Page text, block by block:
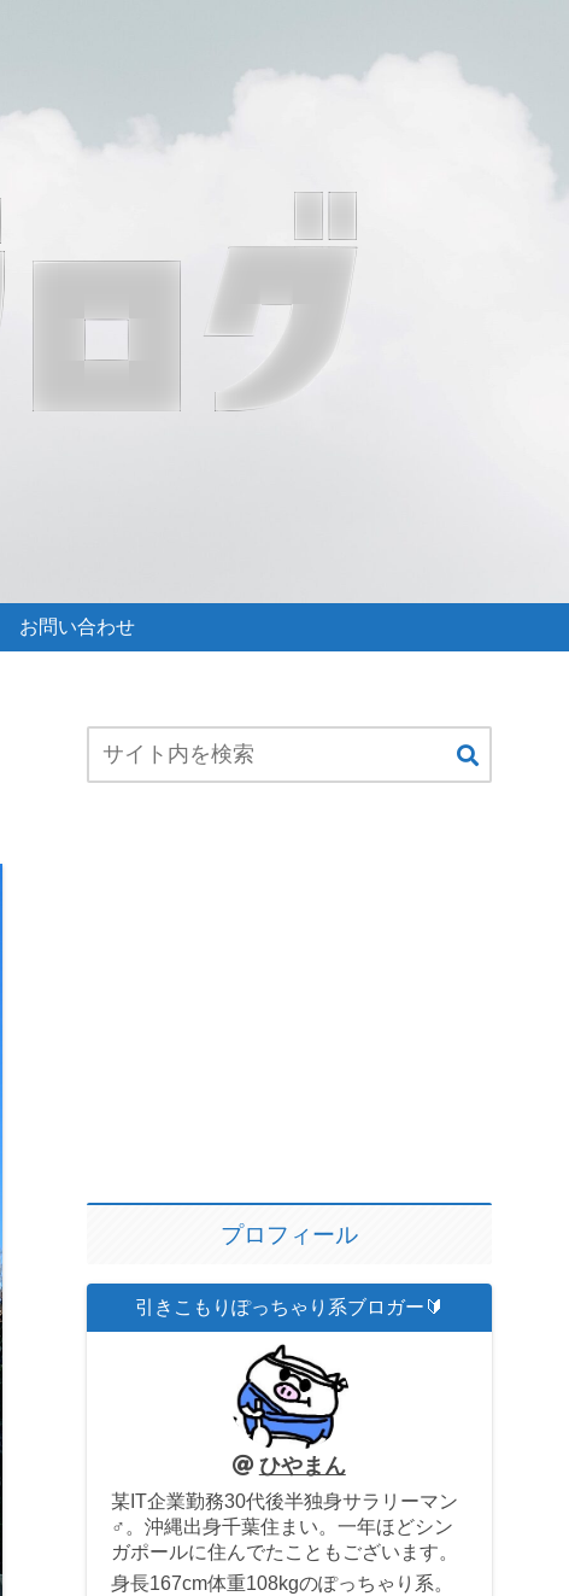
お問い合わせ
プロフィール
引きこもりぽっちゃり系ブロガー🔰
ひやまん
某IT企業勤務30代後半独身サラリーマン
♂。沖縄出身千葉住まい。一年ほどシン
ガポールに住んでたこともございます。
身長167cm体重108kgのぽっちゃり系。